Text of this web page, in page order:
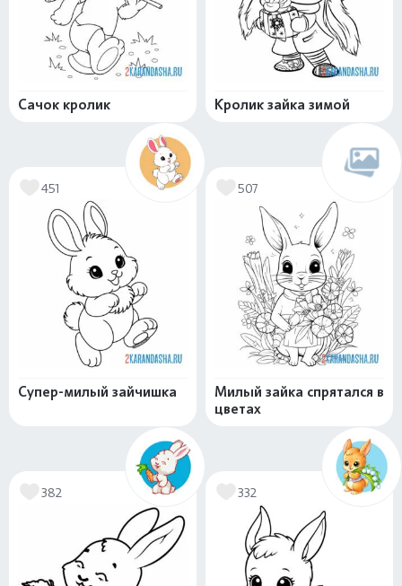
Сачок кролик Кролик зайка зимой
451
Супер-милый зайчишка
507
Милый зайка спрятался в
цветах
382 332